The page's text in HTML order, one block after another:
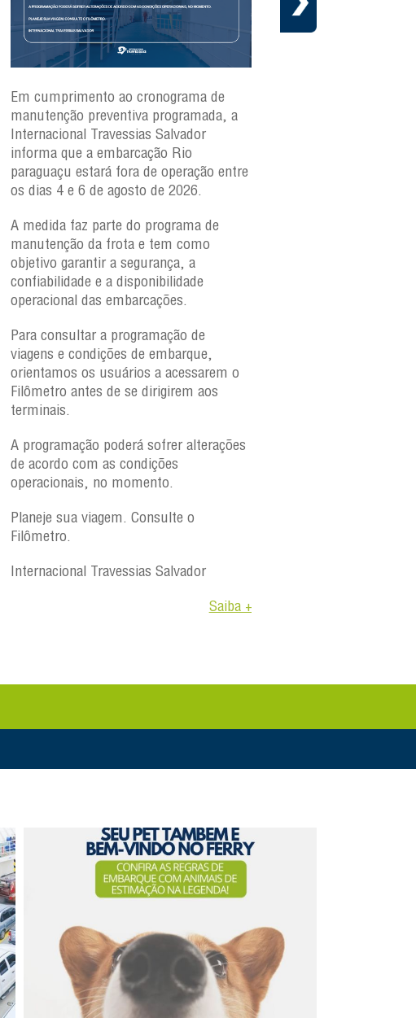
Em cumprimento ao cronograma de
manutenção preventiva programada, a
Internacional Travessias Salvador
informa que a embarcação Rio
paraguaçu estará fora de operação entre
os dias 4 e 6 de agosto de 2026.
A medida faz parte do programa de
manutenção da frota e tem como
objetivo garantir a segurança, a
confiabilidade e a disponibilidade
operacional das embarcações.
Para consultar a programação de
viagens e condições de embarque,
orientamos os usuários a acessarem o
Filômetro antes de se dirigirem aos
terminais.
A programação poderá sofrer alterações
de acordo com as condições
operacionais, no momento.
Planeje sua viagem. Consulte o
Filômetro.
Internacional Travessias Salvador
Saiba +